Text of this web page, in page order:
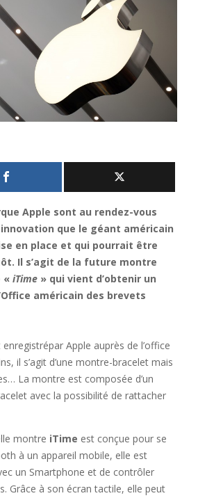
Apple sont au rendez-vous
que le géant américain
en place et qui pourrait être
Il s’agit de la future montre
« iTime » qui vient d’obtenir un
américain des brevets
Apple auprès de l’office
il s’agit d’une montre-bracelet mais
La montre est composée d’un
avec la possibilité de rattacher
montre iTime est conçue pour se
à un appareil mobile, elle est
un Smartphone et de contrôler
Grâce à son écran tactile, elle peut